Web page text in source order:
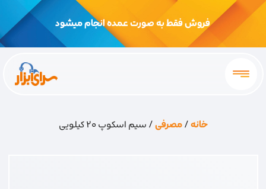
فروش فقط به صورت عمده انجام میشود
خانه/مصرفی/ سیم اسکوپ 20 کیلویی